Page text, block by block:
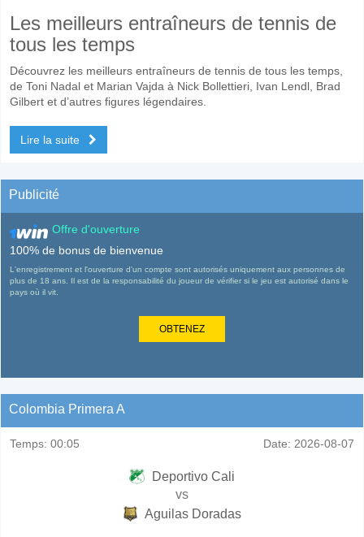
Les meilleurs entraîneurs de tennis de
tous les temps
Découvrez les meilleurs entraîneurs de tennis de tous les temps,
de Toni Nadal et Marian Vajda à Nick Bollettieri, Ivan Lendl, Brad
Gilbert et d’autres figures légendaires.
Lire la suite
Publicité
Offre d'ouverture
100% de bonus de bienvenue
L'enregistrement et l'ouverture d'un compte sont autorisés uniquement aux personnes de
plus de 18 ans. Il est de la responsabilité du joueur de vérifier si le jeu est autorisé dans le
pays où il vit.
OBTENEZ
Colombia Primera A
Temps: 00:05 Date: 2026-08-07
Deportivo Cali
vs
Aguilas Doradas